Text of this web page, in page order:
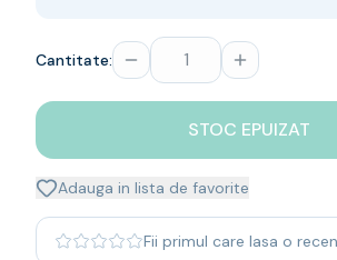
Bourbon
Blanded Japanese
Coniac & Brandy
Cantitate:
STOC EPUIZAT
Adauga in lista de favorite
Fii primul care lasa o